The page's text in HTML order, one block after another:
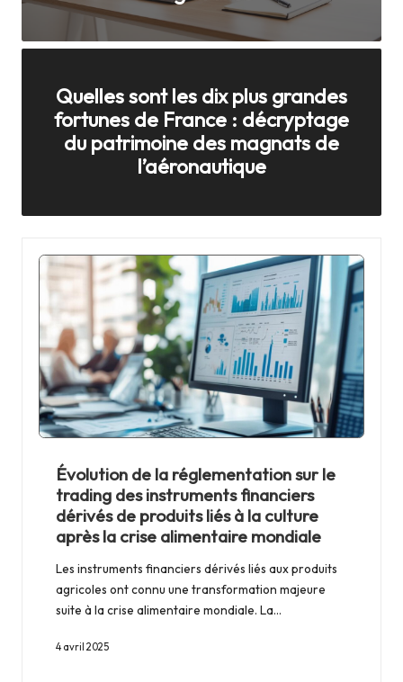
l
s
p
o
r
l
e
s
e
n
t
r
e
p
r
i
s
e
s
Quelles sont les dix plus grandes
fortunes de France : décryptage
du patrimoine des magnats de
l’aéronautique
Évolution de la réglementation sur le
trading des instruments financiers
dérivés de produits liés à la culture
après la crise alimentaire mondiale
Les instruments financiers dérivés liés aux produits
agricoles ont connu une transformation majeure
suite à la crise alimentaire mondiale. La…
4 avril 2025